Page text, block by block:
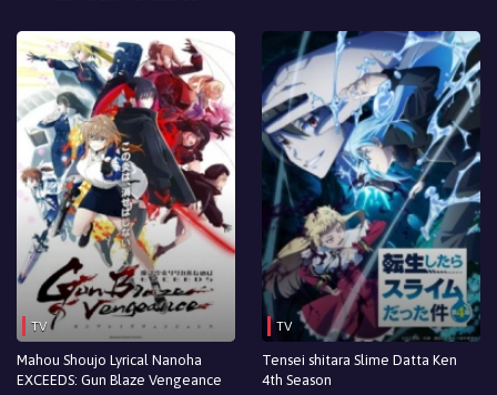
TV
Mahou Shoujo Lyrical Nanoha
EXCEEDS: Gun Blaze Vengeance
TV
Tensei shitara Slime Datta Ken
4th Season